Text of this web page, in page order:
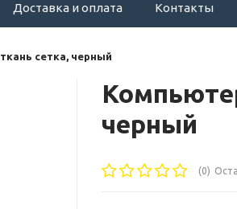
Доставка и оплата Контакты
сетка, черный
черный
(0)